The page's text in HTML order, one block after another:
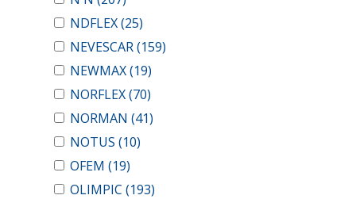
NDFLEX(25)
NEVESCAR(159)
NEWMAX(19)
NORFLEX(70)
NORMAN (41)
NOTUS (10)
OFEM (19)
OLIMPIC (193)